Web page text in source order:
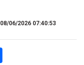
06/2026 07:40:53